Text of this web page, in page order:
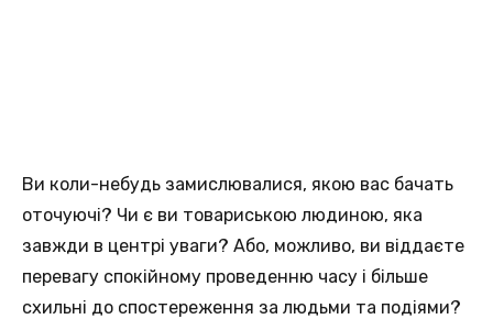
Ви коли-небудь замислювалися, якою вас бачать
оточуючі? Чи є ви товариською людиною, яка
завжди в центрі уваги? Або, можливо, ви віддаєте
перевагу спокійному проведенню часу і більше
схильні до спостереження за людьми та подіями?